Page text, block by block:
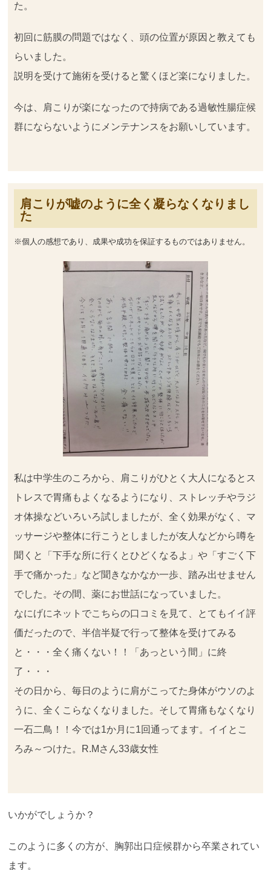
た。
初回に筋膜の問題ではなく、頭の位置が原因と教えても
らいました。
説明を受けて施術を受けると驚くほど楽になりました。
今は、肩こりが楽になったので持病である過敏性腸症候
群にならないようにメンテナンスをお願いしています。
肩こりが嘘のように全く凝らなくなりまし
た
※個人の感想であり、成果や成功を保証するものではありません。
私は中学生のころから、肩こりがひとく大人になるとス
トレスで胃痛もよくなるようになり、ストレッチやラジ
オ体操などいろいろ試しましたが、全く効果がなく、マ
ッサージや整体に行こうとしましたが友人などから噂を
聞くと「下手な所に行くとひどくなるよ」や「すごく下
手で痛かった」など聞きなかなか一歩、踏み出せません
でした。その間、薬にお世話になっていました。
なにげにネットでこちらの口コミを見て、とてもイイ評
価だったので、半信半疑で行って整体を受けてみる
と・・・全く痛くない！！「あっという間」に終
了・・・
その日から、毎日のように肩がこってた身体がウソのよ
うに、全くこらなくなりました。そして胃痛もなくなり
一石二鳥！！今では1か月に1回通ってます。イイとこ
ろみ～つけた。R.Mさん33歳女性
いかがでしょうか？
このように多くの方が、胸郭出口症候群から卒業されてい
ます。